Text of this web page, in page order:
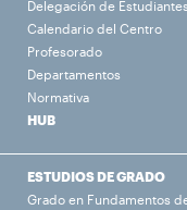
Delegación de Estudiantes
Calendario del Centro
Profesorado
Departamentos
Normativa
HUB
ESTUDIOS DE GRADO
Grado en Fundamentos